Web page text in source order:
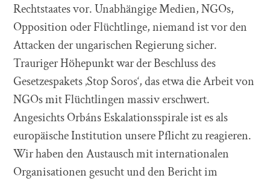
Rechtstaates vor. Unabhängige Medien, NGOs,
Opposition oder Flüchtlinge, niemand ist vor den
Attacken der ungarischen Regierung sicher.
Trauriger Höhepunkt war der Beschluss des
Gesetzespakets ‚Stop Soros‘, das etwa die Arbeit von
NGOs mit Flüchtlingen massiv erschwert.
Angesichts Orbáns Eskalationsspirale ist es als
europäische Institution unsere Pflicht zu reagieren.
Wir haben den Austausch mit internationalen
Organisationen gesucht und den Bericht im